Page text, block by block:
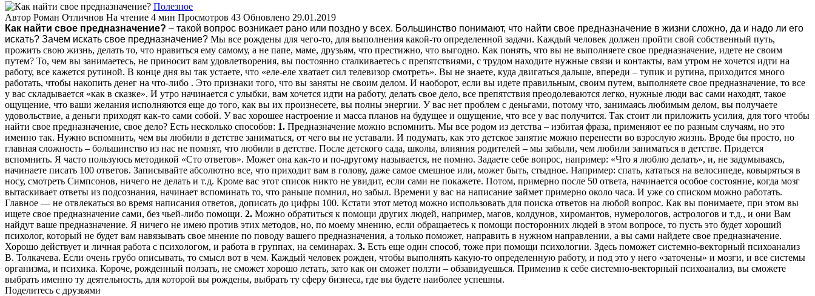
Полезное
Автор Роман Отличнов На чтение 4 мин Просмотров 43 Обновлено 29.01.2019
Как найти свое предназначение? – такой вопрос возникает рано или поздно у всех. Большинство понимают, что найти свое предназначение в жизни сложно, да и надо ли его
искать? Зачем искать свое предназначение? Мы все рождены для чего-то, для выполнения какой-то определенной задачи. Каждый человек должен пройти свой собственный путь,
прожить свою жизнь, делать то, что нравиться ему самому, а не папе, маме, друзьям, что престижно, что выгодно. Как понять, что вы не выполняете свое предназначение, идете не своим
путем? То, чем вы занимаетесь, не приносит вам удовлетворения, вы постоянно сталкиваетесь с препятствиями, с трудом находите нужные связи и контакты, вам утром не хочется идти на
работу, все кажется рутиной. В конце дня вы так устаете, что «еле-еле хватает сил телевизор смотреть». Вы не знаете, куда двигаться дальше, впереди – тупик и рутина, приходится много
работать, чтобы накопить денег на что-либо . Это признаки того, что вы заняты не своим делом. И наоборот, если вы идете правильным, своим путем, выполняете свое предназначение, то все
у вас складывается «как в сказке». И утро начинается с улыбки, вам хочется идти на работу, делать свое дело, все препятствия преодолеваются легко, нужные люди вас сами находят, такое
ощущение, что ваши желания исполняются еще до того, как вы их произнесете, вы полны энергии. У вас нет проблем с деньгами, потому что, занимаясь любимым делом, вы получаете
удовольствие, а деньги приходят как-то сами собой. У вас хорошее настроение и масса планов на будущее и ощущение, что все у вас получится. Так стоит ли приложить усилия, для того чтобы
найти свое предназначение, свое дело? Есть несколько способов: 1. Предназначение можно вспомнить. Мы все родом из детства – избитая фраза, применяют ее по разным случаям, но это
именно так. Нужно вспомнить, чем вы любили в детстве заниматься, от чего вы не уставали. И подумать, как это детское занятие можно перенести во взрослую жизнь. Вроде бы просто, но
главная сложность – большинство из нас не помнят, что любили в детстве. После детского сада, школы, влияния родителей – мы забыли, чем любили заниматься в детстве. Придется
вспомнить. Я часто пользуюсь методикой «Сто ответов». Может она как-то и по-другому называется, не помню. Задаете себе вопрос, например: «Что я люблю делать», и, не задумываясь,
начинаете писать 100 ответов. Записывайте абсолютно все, что приходит вам в голову, даже самое смешное или, может быть, стыдное. Например: спать, кататься на велосипеде, ковыряться в
носу, смотреть Симпсонов, ничего не делать и т.д. Кроме вас этот список никто не увидит, если сами не покажете. Потом, примерно после 50 ответа, начинается особое состояние, когда мозг
вытаскивает ответы из подсознания, начинает вспоминать то, что раньше помнил, но забыл. Времени у вас на написание займет примерно около часа. И уже со списком можно работать.
Главное — не отвлекаться во время написания ответов, дописать до цифры 100. Кстати этот метод можно использовать для поиска ответов на любой вопрос. Как вы понимаете, при этом вы
ищете свое предназначение сами, без чьей-либо помощи. 2. Можно обратиться к помощи других людей, например, магов, колдунов, хиромантов, нумерологов, астрологов и т.д., и они Вам
найдут ваше предназначение. Я ничего не имею против этих методов, но, по моему мнению, если обращаетесь к помощи посторонних людей в этом вопросе, то пусть это будет хороший
психолог, который не будет вам навязывать свое мнение по поводу вашего предназначения, а только поможет, направить в нужном направлении, а вы сами найдете свое предназначение.
Хорошо действует и личная работа с психологом, и работа в группах, на семинарах. 3. Есть еще один способ, тоже при помощи психологии. Здесь поможет системно-векторный психоанализ
В. Толкачева. Если очень грубо описывать, то смысл вот в чем. Каждый человек рожден, чтобы выполнять какую-то определенную работу, и под это у него «заточены» и мозги, и все системы
организма, и психика. Короче, рожденный ползать, не сможет хорошо летать, зато как он сможет ползти – обзавидуешься. Применив к себе системно-векторный психоанализ, вы сможете
выбрать именно ту деятельность, для которой вы рождены, выбрать ту сферу бизнеса, где вы будете наиболее успешны.
Поделитесь с друзьями